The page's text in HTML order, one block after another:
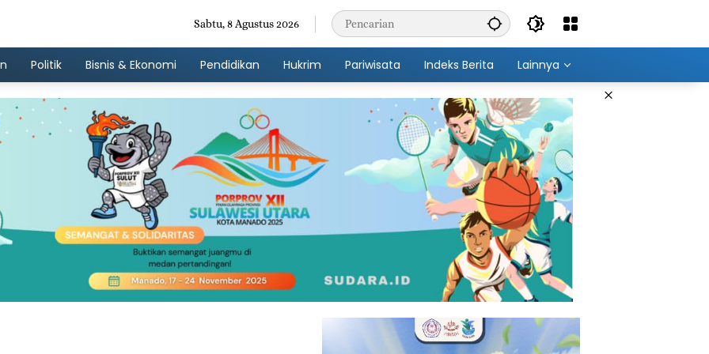
Sabtu, 8 Agustus 2026
Politik Bisnis & Ekonomi Pendidikan Hukrim Pariwisata Indeks Berita Lainnya
×